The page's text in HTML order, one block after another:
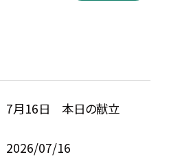
7月16日 本日の献立
2026/07/16